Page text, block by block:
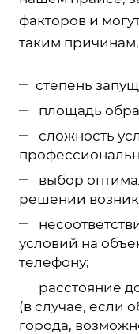
факторов и
таким причинам,
степень
площадь
сложность
выбор
решении
условий на
телефону;
расстояние
(в случае, если
города,